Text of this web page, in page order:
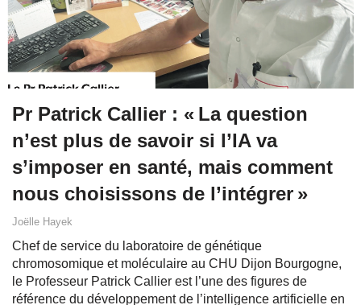
Pr Patrick Callier : « La question
n’est plus de savoir si l’IA va
s’imposer en santé, mais comment
nous choisissons de l’intégrer »
Joëlle Hayek
Chef de service du laboratoire de génétique
chromosomique et moléculaire au CHU Dijon Bourgogne,
le Professeur Patrick Callier est l’une des figures de
référence du développement de l’intelligence artificielle en